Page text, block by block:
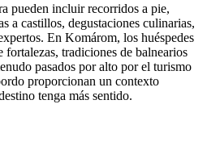
pueden incluir recorridos a pie,
a castillos, degustaciones culinarias,
En Komárom, los huéspedes
tradiciones de balnearios
pasados por alto por el turismo
proporcionan un contexto
tenga más sentido.